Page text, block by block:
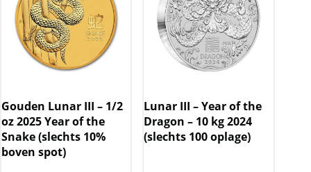
Gouden Lunar III – 1/2
oz 2025 Year of the
Snake (slechts 10%
boven spot)
Lunar III – Year of the
Dragon – 10 kg 2024
(slechts 100 oplage)